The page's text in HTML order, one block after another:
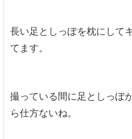
長い足としっぽを枕にして
てます。
撮っている間に足としっぽ
ら仕方ないね。